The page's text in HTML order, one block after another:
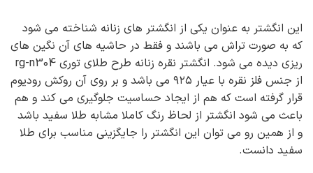
این انگشتر به عنوان یکی از انگشتر های زنانه شناخته می شود
که به صورت تراش می باشند و فقط در حاشیه های آن نگین های
ریزی دیده می شود. انگشتر نقره زنانه طرح طلای توری rg-n304
از جنس فلز نقره با عیار ۹۲۵ می باشد و بر روی آن روکش رودیوم
قرار گرفته است که هم از ایجاد حساسیت جلوگیری می کند و هم
باعث می شود انگشتر از لحاظ رنگ کاملا مشابه طلا سفید باشد
و از همین رو می توان این انگشتر را جایگزینی مناسب برای طلا
سفید دانست.